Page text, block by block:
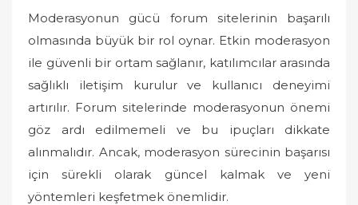
Moderasyonun gücü forum sitelerinin başarılı
olmasında büyük bir rol oynar. Etkin moderasyon
ile güvenli bir ortam sağlanır, katılımcılar arasında
sağlıklı iletişim kurulur ve kullanıcı deneyimi
artırılır. Forum sitelerinde moderasyonun önemi
göz ardı edilmemeli ve bu ipuçları dikkate
alınmalıdır. Ancak, moderasyon sürecinin başarısı
için sürekli olarak güncel kalmak ve yeni
yöntemleri keşfetmek önemlidir.